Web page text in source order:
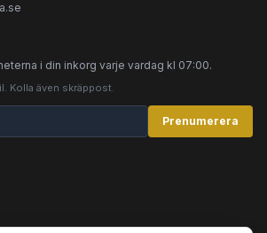
i din inkorg varje vardag kl 07:00.
Kolla även skräppost.
Prenumerera